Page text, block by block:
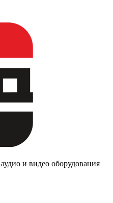
и видео оборудования